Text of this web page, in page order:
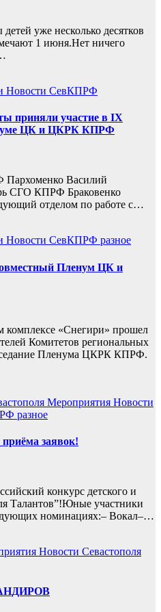
уже несколько десятков
1 июня.Нет ничего
Новости СевКПРФ
приняли участие в IX
ЦК и ЦКРК КПРФ
Василий
СГО КПРФ Браковенко
отделом по работе с…
Новости СевКПРФ разное
Пленум ЦК и
комплексе «Снегири» прошел
Комитетов региональных
Пленума ЦКРК КПРФ.
Мероприятия Новости
разное
заявок!
конкурс детского и
Талантов”!Юные участники
номинациях:– Вокал–…
Новости Севастополя